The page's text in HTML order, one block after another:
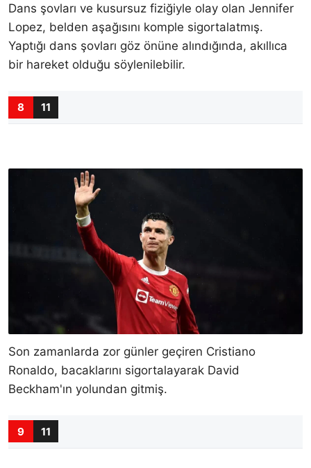
Dans şovları ve kusursuz fiziğiyle olay olan Jennifer
Lopez, belden aşağısını komple sigortalatmış.
Yaptığı dans şovları göz önüne alındığında, akıllıca
bir hareket olduğu söylenilebilir.
8 11
Son zamanlarda zor günler geçiren Cristiano
Ronaldo, bacaklarını sigortalayarak David
Beckham'ın yolundan gitmiş.
9 11